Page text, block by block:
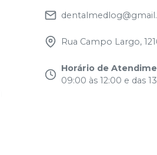
Rua Campo Largo,
Horário de
09:00 às 12:00 e das